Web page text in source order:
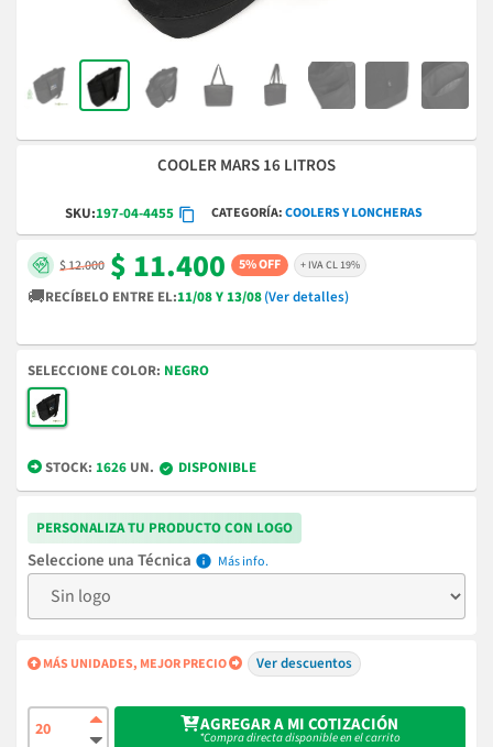
COOLER MARS 16 LITROS
SKU:197-04-4455 CATEGORÍA COOLERS Y LONCHERAS
$ 12.000 $ 11.400 5% OFF + IVA CL 19%
🚚RECÍBELO ENTRE EL:11/08 Y 13/08(Ver detalles)
COLOR NEGRO
STOCK: 1626 UN. DISPONIBLE
PERSONALIZA TU PRODUCTO CON LOGO
Técnica info
MÁS UNIDADES, MEJOR PRECIO Ver descuentos
AGREGAR A MI COTIZACIÓN
*Compra directa disponible en el carrito